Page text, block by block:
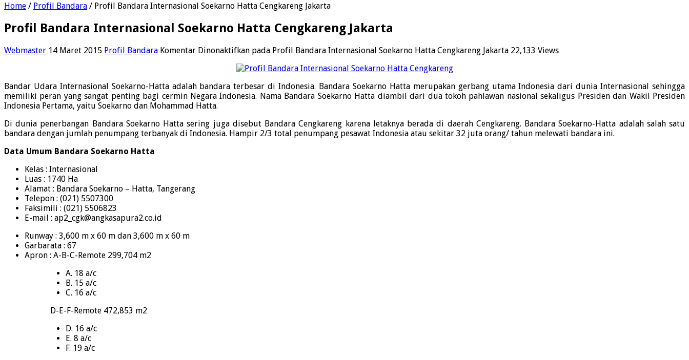
Home / Profil Bandara / Profil Bandara Internasional Soekarno Hatta Cengkareng Jakarta
Profil Bandara Internasional Soekarno Hatta Cengkareng Jakarta
Webmaster 14 Maret 2015 Profil Bandara Komentar Dinonaktifkan pada Profil Bandara Internasional Soekarno Hatta Cengkareng Jakarta 22,133 Views
Bandar Udara Internasional Soekarno-Hatta adalah bandara terbesar di Indonesia. Bandara Soekarno Hatta merupakan gerbang utama Indonesia dari dunia Internasional sehingga
memiliki peran yang sangat penting bagi cermin Negara Indonesia. Nama Bandara Soekarno Hatta diambil dari dua tokoh pahlawan nasional sekaligus Presiden dan Wakil Presiden
Indonesia Pertama, yaitu Soekarno dan Mohammad Hatta.
Di dunia penerbangan Bandara Soekarno Hatta sering juga disebut Bandara Cengkareng karena letaknya berada di daerah Cengkareng. Bandara Soekarno-Hatta adalah salah satu
bandara dengan jumlah penumpang terbanyak di Indonesia. Hampir 2/3 total penumpang pesawat Indonesia atau sekitar 32 juta orang/ tahun melewati bandara ini.
Data Umum Bandara Soekarno Hatta
Kelas : Internasional
Luas : 1740 Ha
Alamat : Bandara Soekarno – Hatta, Tangerang
Telepon : (021) 5507300
Faksimili : (021) 5506823
E-mail : ap2_cgk@angkasapura2.co.id
Runway : 3,600 m x 60 m dan 3,600 m x 60 m
Garbarata : 67
Apron : A-B-C-Remote 299,704 m2
A. 18 a/c
B. 15 a/c
C. 16 a/c
D-E-F-Remote 472,853 m2
D. 16 a/c
E. 8 a/c
F. 19 a/c